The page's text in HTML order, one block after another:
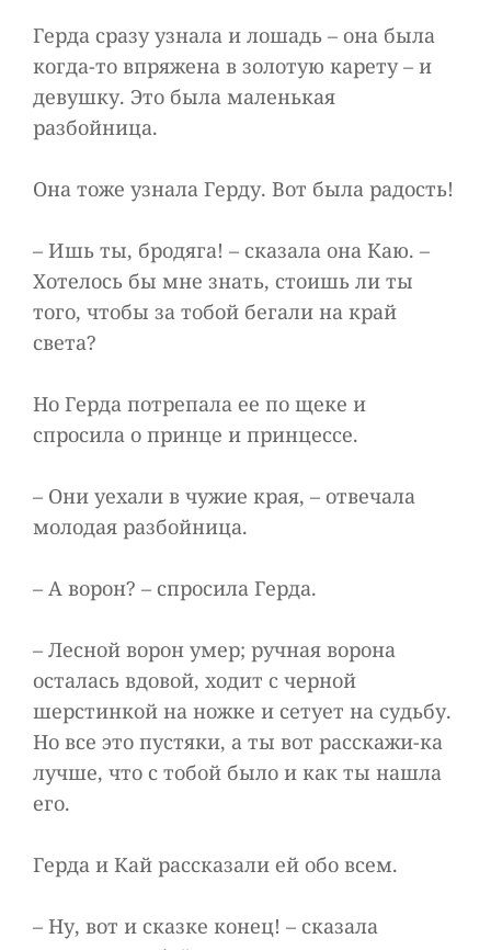
Герда сразу узнала и лошадь – она была
когда-то впряжена в золотую карету – и
девушку. Это была маленькая
разбойница.
Она тоже узнала Герду. Вот была радость!
– Ишь ты, бродяга! – сказала она Каю. –
Хотелось бы мне знать, стоишь ли ты
того, чтобы за тобой бегали на край
света?
Но Герда потрепала ее по щеке и
спросила о принце и принцессе.
– Они уехали в чужие края, – отвечала
молодая разбойница.
– А ворон? – спросила Герда.
– Лесной ворон умер; ручная ворона
осталась вдовой, ходит с черной
шерстинкой на ножке и сетует на судьбу.
Но все это пустяки, а ты вот расскажи-ка
лучше, что с тобой было и как ты нашла
его.
Герда и Кай рассказали ей обо всем.
– Ну, вот и сказке конец! – сказала